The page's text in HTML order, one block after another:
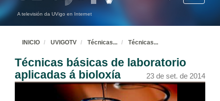
A televisión da UVigo en Internet
SEARCH
INICIO UVIGOTV Técnicas... Técnicas...
Técnicas básicas de laboratorio
aplicadas á bioloxía
23 de set. de 2014